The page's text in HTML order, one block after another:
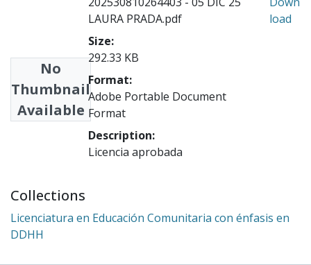
No
Thumbnail
Available
LAURA PRADA.pdf
Size:
292.33 KB
Format:
Adobe Portable Document
Format
Description:
Licencia aprobada
load
Collections
Licenciatura en Educación Comunitaria con énfasis en
DDHH